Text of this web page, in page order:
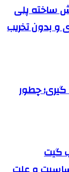
ساخته پلی
و بدون تخریب
گیری؛ چطور
گیت